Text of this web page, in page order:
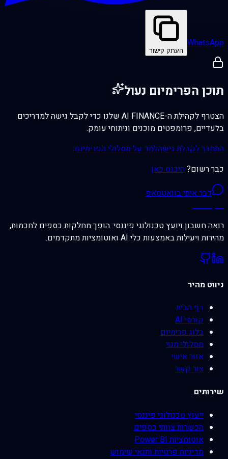
WhatsApp
העתק קישור
תוכן הפרימיום נעול
הצטרף לקהילת ה-AI FINANCE שלנו כדי לקבל גישה למדריכים
בלעדיים, פרומפטים מוכנים וניתוחי עומק.
התחבר לקבלת גישהלמד על מסלולי הפרימיום
כבר רשום?היכנס כאן
דבר איתי בוואטסאפ
רואה חשבון ויועץ טכנולוגי פיננסי. הופך מחלקות כספים לחכמות,
מהירות ויעילות באמצעות כלי AI ואוטומציות מתקדמים.
ניווט מהיר
דף הבית
קורסי AI
בלוג פרימיום
מסלולי מנוי
אזור אישי
צור קשר
שירותים
ייעוץ טכנולוגי פיננסי
הכשרות צוותי כספים
אוטומציות Power BI
מדיניות פרטיות ותנאי שימוש